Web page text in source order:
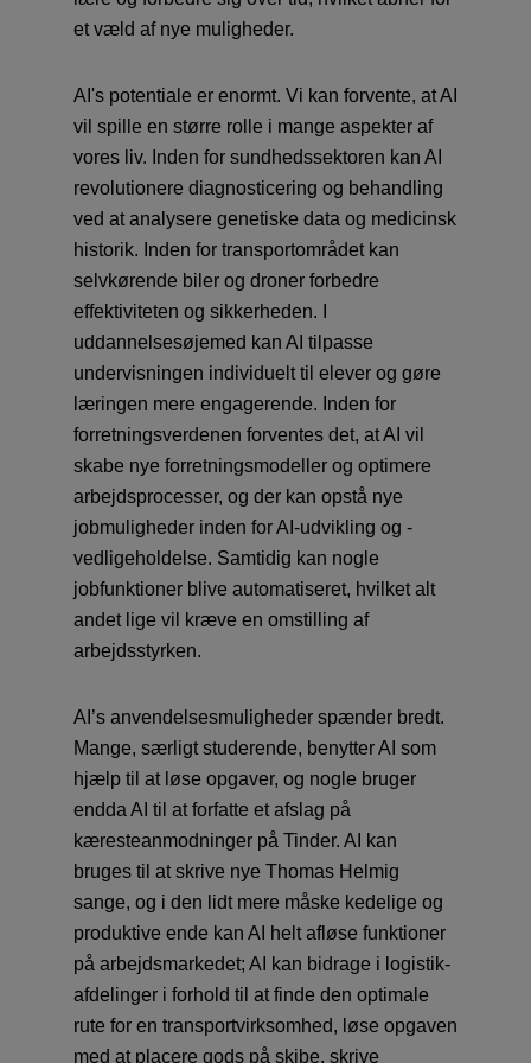
et væld af nye muligheder.
AI's potentiale er enormt. Vi kan forvente, at AI
vil spille en større rolle i mange aspekter af
vores liv. Inden for sundhedssektoren kan AI
revolutionere diagnosticering og behandling
ved at analysere genetiske data og medicinsk
historik. Inden for transportområdet kan
selvkørende biler og droner forbedre
effektiviteten og sikkerheden. I
uddannelsesøjemed kan AI tilpasse
undervisningen individuelt til elever og gøre
læringen mere engagerende. Inden for
forretningsverdenen forventes det, at AI vil
skabe nye forretningsmodeller og optimere
arbejdsprocesser, og der kan opstå nye
jobmuligheder inden for AI-udvikling og -
vedligeholdelse. Samtidig kan nogle
jobfunktioner blive automatiseret, hvilket alt
andet lige vil kræve en omstilling af
arbejdsstyrken.
AI’s anvendelsesmuligheder spænder bredt.
Mange, særligt studerende, benytter AI som
hjælp til at løse opgaver, og nogle bruger
endda AI til at forfatte et afslag på
kæresteanmodninger på Tinder. AI kan
bruges til at skrive nye Thomas Helmig
sange, og i den lidt mere måske kedelige og
produktive ende kan AI helt afløse funktioner
på arbejdsmarkedet; AI kan bidrage i logistik-
afdelinger i forhold til at finde den optimale
rute for en transportvirksomhed, løse opgaven
med at placere gods på skibe, skrive